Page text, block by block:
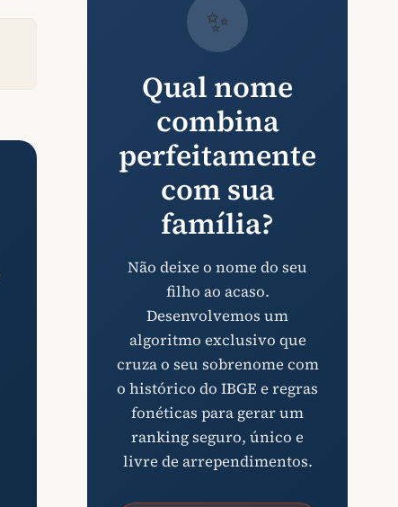
✨
Qual nome
combina
perfeitamente
com sua
família?
Não deixe o nome do seu
filho ao acaso.
Desenvolvemos um
algoritmo exclusivo que
cruza o seu sobrenome com
o histórico do IBGE e regras
fonéticas para gerar um
ranking seguro, único e
livre de arrependimentos.